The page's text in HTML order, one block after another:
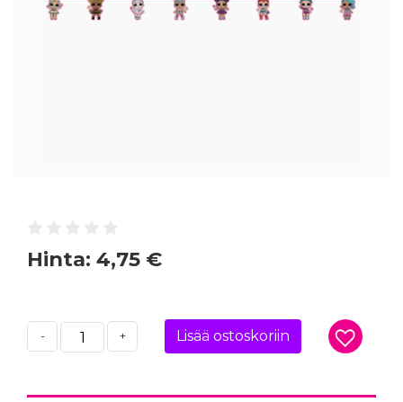
Hinta: 4,75 €
- + Lisää ostoskoriin